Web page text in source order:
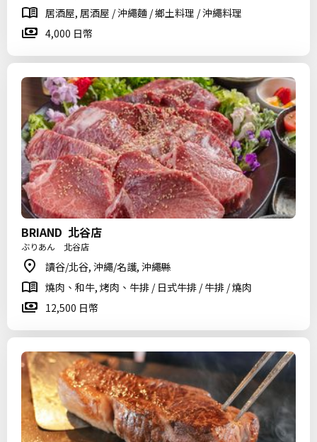
居酒屋, 居酒屋 / 沖繩麵 / 鄉土料理 / 沖繩料理
4,000 日幣
BRIAND 北谷店
ぶりあん 北谷店
讀谷/北谷, 沖繩/名護, 沖繩縣
燒肉、和牛, 烤肉、牛排 / 日式牛排 / 牛排 / 燒肉
12,500 日幣